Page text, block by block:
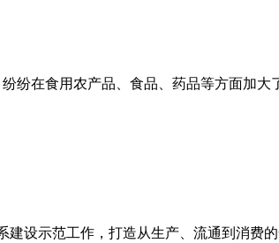
纷在食用农产品、食品、药品等方面加大
设示范工作，打造从生产、流通到消费的